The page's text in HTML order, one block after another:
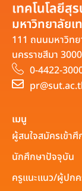
มหาวิทยาลัยเ
111 ถนนมหาวิท
นครราชสีมา
0-4422-
เมนู
ผู้สนใจสมัครเข้าศึ
นักศึกษาปัจจุบัน
ครูแนะแนว/ผู้ปก